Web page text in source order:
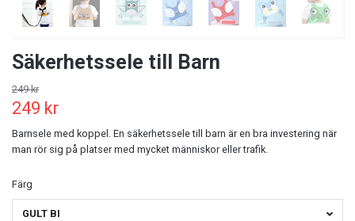
Säkerhetssele till Barn
249 kr
249 kr
Barnsele med koppel. En säkerhetssele till barn är en bra investering när
man rör sig på platser med mycket människor eller trafik.
Färg
GULT BI